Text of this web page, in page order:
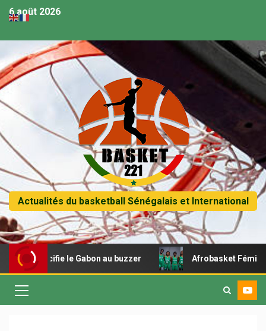
6 août 2026
Actualités du basketball Sénégalais et International
crucifie le Gabon au buzzer Afrobasket Féminin U18